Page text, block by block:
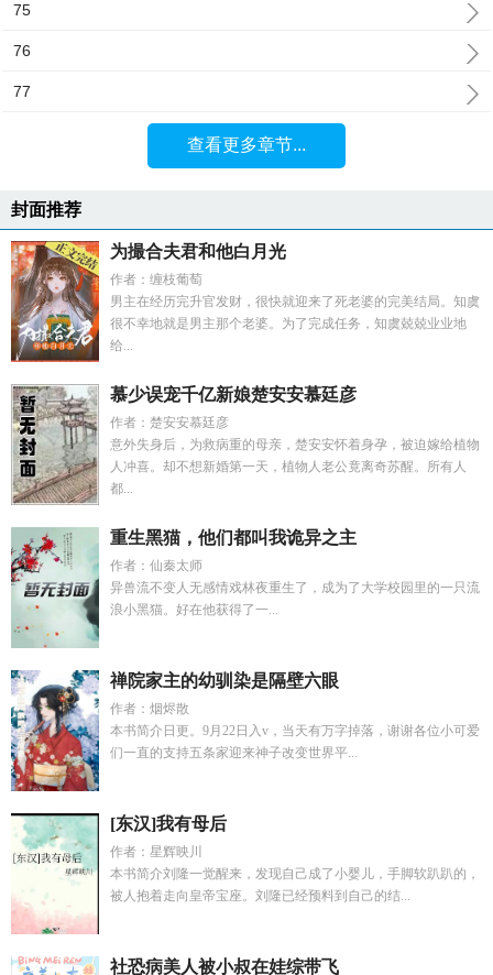
75
76
77
查看更多章节...
封面推荐
为撮合夫君和他白月光
作者：缠枝葡萄
男主在经历完升官发财，很快就迎来了死老婆的完美结局。知虞
很不幸地就是男主那个老婆。为了完成任务，知虞兢兢业业地
给...
慕少误宠千亿新娘楚安安慕廷彦
作者：楚安安慕廷彦
意外失身后，为救病重的母亲，楚安安怀着身孕，被迫嫁给植物
人冲喜。却不想新婚第一天，植物人老公竟离奇苏醒。所有人
都...
重生黑猫，他们都叫我诡异之主
作者：仙秦太师
异兽流不变人无感情戏林夜重生了，成为了大学校园里的一只流
浪小黑猫。好在他获得了一...
禅院家主的幼驯染是隔壁六眼
作者：烟烬散
本书简介日更。9月22日入v，当天有万字掉落，谢谢各位小可爱
们一直的支持五条家迎来神子改变世界平...
[东汉]我有母后
作者：星辉映川
本书简介刘隆一觉醒来，发现自己成了小婴儿，手脚软趴趴的，
被人抱着走向皇帝宝座。刘隆已经预料到自己的结...
社恐病美人被小叔在娃综带飞